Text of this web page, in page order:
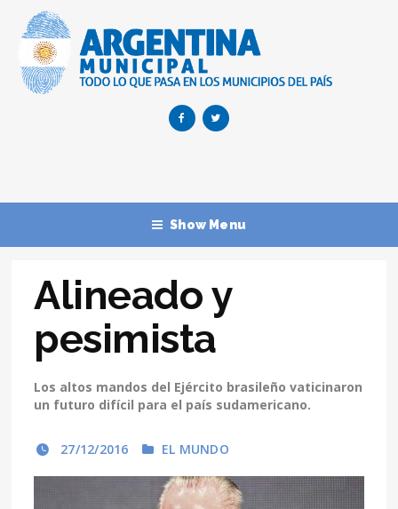
Show Menu
Alineado y
pesimista
Los altos mandos del Ejército brasileño vaticinaron
un futuro difícil para el país sudamericano.
27/12/2016 EL MUNDO